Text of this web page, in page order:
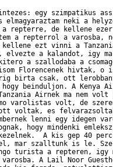
egy szimpatikus
elmagyaraztam neki a
repterre, de kellene
a repterrol a varosba,
ezt vinni a
elvezte a kalandot, igy
a szallodaba a
Florencenek hivtak, o
birta csak, ott
beinduljon. A Kenya
Airnek ma nem
varolistas volt, de
ott voltak, es
lenni egy idegen
hogy mindenki
kezelnek.  A kis gep 40
mar szalltunk is le.
turista a repteren, igy
A Lail Noor